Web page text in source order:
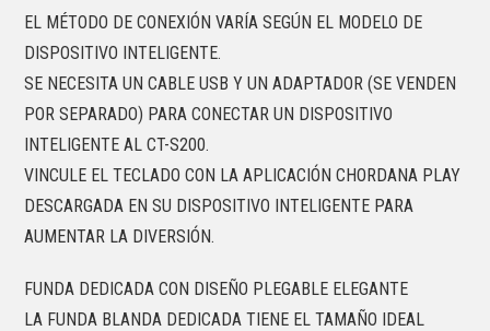
EL MÉTODO DE CONEXIÓN VARÍA SEGÚN EL MODELO DE
DISPOSITIVO INTELIGENTE.
SE NECESITA UN CABLE USB Y UN ADAPTADOR (SE VENDEN
POR SEPARADO) PARA CONECTAR UN DISPOSITIVO
INTELIGENTE AL CT-S200.
VINCULE EL TECLADO CON LA APLICACIÓN CHORDANA PLAY
DESCARGADA EN SU DISPOSITIVO INTELIGENTE PARA
AUMENTAR LA DIVERSIÓN.
FUNDA DEDICADA CON DISEÑO PLEGABLE ELEGANTE
LA FUNDA BLANDA DEDICADA TIENE EL TAMAÑO IDEAL